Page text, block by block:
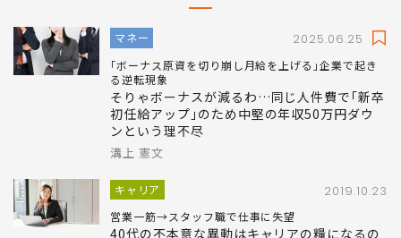
マネー 2025.06.25
｢ボーナス原資を切り崩し月給を上げる｣企業で起き
る逆転現象
そりゃボーナスが減るわ…同じ人件費で｢新卒
初任給アップ｣のため中堅の年収50万円ダウ
ンという理不尽
溝上 憲文
キャリア 2019.10.23
営業一筋→スタッフ職で仕事に失望
40代の不本意な異動はキャリアの糧になるの